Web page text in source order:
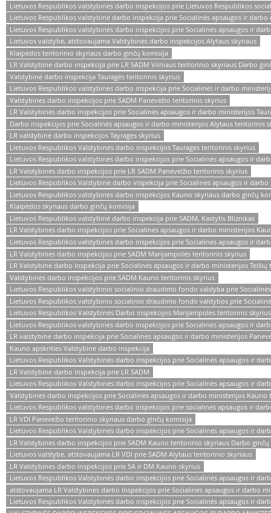
Lietuvos Respublikos valstybinės darbo inspekcijos prie Lietuvos Respublikos
Lietuvos Respublikos valstybinė darbo inspekcija prie Socialinės apsaugos ir
Lietuvos Respublikos valstybinės darbo inspekcijos prie Socialinės apsaugos ir
Lietuvos valstybė, atstovaujama Valstybinės darbo inspekcijos Alytaus skyriaus
Klaipėdos teritorinio skyriaus darbo ginčų komisija
LR Valstybinė darbo inspekcija prie LR SADM Vilniaus teritorinio skyriaus Darbo
Valstybinė darbo inspekcija Tauragės teritorinis skyrius
Lietuvos Respublikos valstybinės darbo inspekcija prie Socialinės ir darbo
Valstybinės darbo inspekcijos prie SADM Panevėžio teritorinis skyrius
LR Valstybinės darbo inspekcijos prie Socialinės apsaugos ir darbo ministerijos
Darbo inspekcijos prie Socialinės apsaugos ir darbo ministerijos Alytaus teritorinis
LR valstybinė darbo inspekcijos Tayragės skyrius
Lietuvos Respublikos Valstybinės darbo inspekcijos Tauragės teritorinis skyrius
Lietuvos Respublikos valstybinės darbo inspekcijos prie Socialinės apsaugos ir
LR Valstybinės darbo inspekcijos prie LR SADM Panevėlžio teritorinis skyrius
Lietuvos Respublikos Valstybinė darbo inspekcija prie Socialinės apsaugos ir
Lietuvos Respublikos valstybinės darbo inspekcijos Kauno skyriaus darbo ginčų
Klaipėdos skyriaus darbo ginčų komisija
Lietuvos Respublikos valstybinė darbo inspekcija prie SADM, Kastytis Bliznikas
LR Valstybinės darbo inspekcijos prie Socialinės apsaugos ir darbo ministerijos
Lietuvos Respublikos valstybinės darbo inspekcijos prie Socialinės apsaugos ir
LR Valstybinės darbo inspekcijos prie SADM Marijampolės teritorinis skyrius
LR Valstybinė darbo inspekcija prie Socialinės apsaugos ir darbo ministerijos
Valstybinės darbo inspekcijos prie SADM Kauno teritorinis skyrius
Lietuvos Respublikos valstybinio socialinio draudimo fondo valdyba prie
Lietuvos Respublikos valstybinio socialinio draudimo fondo valdybos prie
Lietuvos Respublikos Valstybinės Darbo inspekcijos Marijampolės teritorinis skyrius
Lietuvos Respublikos valstybinės darbo inspekcijos prie Socialinės apsaugos ir
LR valstybinė darbo inspekcija prie Socialinės apsaugos ir darbo ministerijos
Kauno apskrities Valstybinė darbo inspekcija
Lietuvos Respublikos Valstybinės darbo inspekcijos prie Socialinės apsaugos ir
LR Valstybinė darbo inspekcija prie LR SADM
Lietuvos Respublikos Valstybinės darbo inspekcijos prie Socialinės apsaugos ir
Valstybinės darbo inspekcijos prie Socialinės apsaugos ir darbo ministerijos
Lietuvos Respublikos valstybinės darbo inspekcijos prie socialinės apsaugos ir
LR VDI Panevėžio teritorinio skyriaus darbo ginčų komisija
Lietuvos Respublikos Valstybinės darbo inspekcijos prie Socialinės apsaugos ir
LR Valstybinės darbo inspekcijos prie SADM Kauno teritorinio skyriaus Darbo
Lietuvos valstybė, atstovaujama LR VDI prie SADM Alytaus teritorinio skyriaus
LR Valstybinės darbo inspekcijos prie SA ir DM Kauno skyrius
Lietuvos Respublikos Valstybinės darbo inspekcijos prie Socialinės apsaugos ir
atstovaujama LR Valstybinės darbo Inspekcijos prie Socialinės apsaugos ir darbo
Lietuvos Respublikos Valstybinės darbo inspekcijos prie Socialinės apsaugos ir